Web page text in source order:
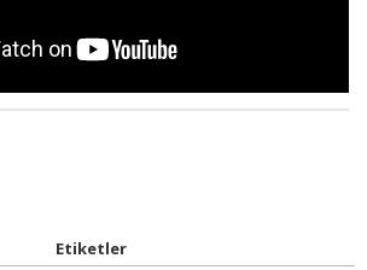
Etiketler